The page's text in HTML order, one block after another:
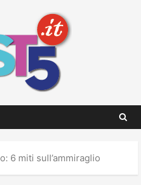
6 miti sull’ammiraglio